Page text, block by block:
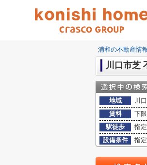
浦和の不動産情
川口市芝
地域
川
賃料
下
駅徒歩
指
設備条件
指